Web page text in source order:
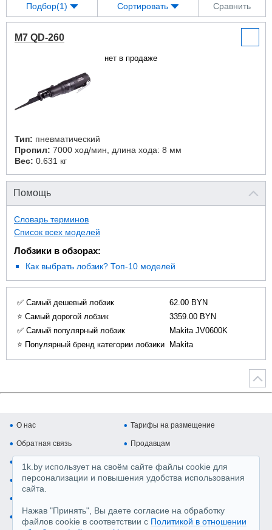
Подбор(1) Сортировать Сравнить
M7 QD-260
нет в продаже
Тип: пневматический
Пропил: 7000 ход/мин, длина хода: 8 мм
Вес: 0.631 кг
Помощь
Словарь терминов
Список всех моделей
Лобзики в обзорах:
Как выбрать лобзик? Топ-10 моделей
✅ Самый дешевый лобзик
62.00 BYN
⭐ Самый дорогой лобзик
3359.00 BYN
✅ Самый популярный лобзик
Makita JV0600K
⭐ Популярный бренд категории лобзики Makita
1k.by использует на своём сайте файлы cookie для
персонализации и повышения удобства использования
сайта.
Нажав "Принять", Вы даете согласие на обработку
файлов cookie в соответствии с Политикой в отношении
О нас Тарифы на размещение
Обратная связь Продавцам
Карта сайта Медийная реклама
Пользовательское соглашение, Политика обработки перс.данных